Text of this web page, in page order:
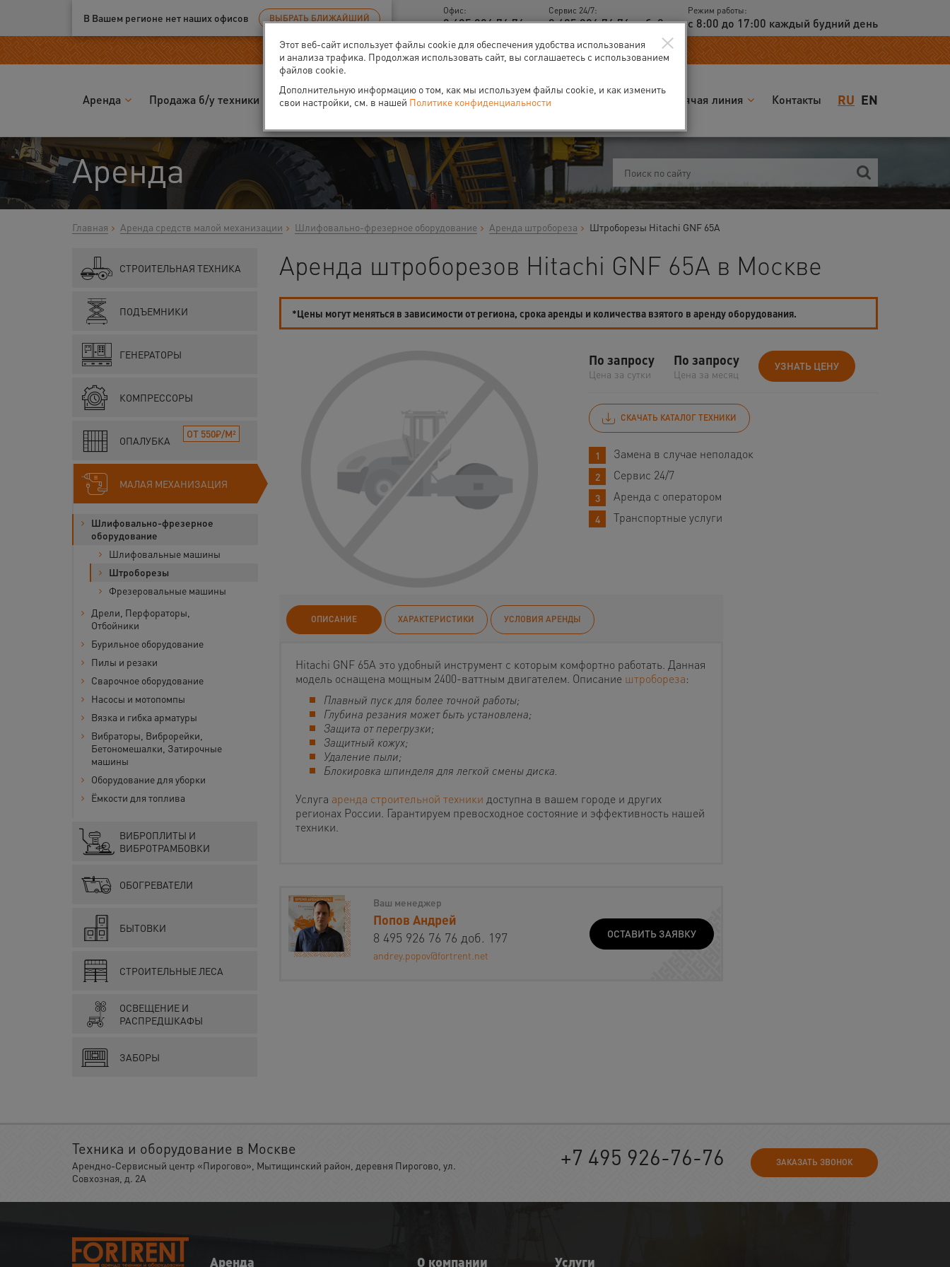
Ваш город:Москва
В Вашем регионе нет наших офисов ВЫБРАТЬ БЛИЖАЙШИЙ
Офис:
8 495 926 76 76
Сервис 24/7:
8 495 926 76 76 доб. 2
Режим работы:
с 8:00 до 17:00 каждый будний день
RU EN
Аренда Продажа б/у техники Запчасти О нас События Горячая линия Контакты
Аренда
Главная Аренда средств малой механизации Шлифовально-фрезерное оборудование Аренда штробореза Штроборезы Hitachi GNF 65A
СТРОИТЕЛЬНАЯ ТЕХНИКА
ПОДЪЕМНИКИ
ГЕНЕРАТОРЫ
КОМПРЕССОРЫ
ОПАЛУБКА
ОТ 550₽/М²
МАЛАЯ МЕХАНИЗАЦИЯ
Шлифовально-фрезерное
оборудование
Шлифовальные машины
Штроборезы
Фрезеровальные машины
Дрели, Перфораторы,
Отбойники
Бурильное оборудование
Пилы и резаки
Сварочное оборудование
Насосы и мотопомпы
Вязка и гибка арматуры
Вибраторы, Виброрейки,
Бетономешалки, Затирочные
машины
Оборудование для уборки
Ёмкости для топлива
ВИБРОПЛИТЫ И
ВИБРОТРАМБОВКИ
ОБОГРЕВАТЕЛИ
БЫТОВКИ
СТРОИТЕЛЬНЫЕ ЛЕСА
ОСВЕЩЕНИЕ И
РАСПРЕДШКАФЫ
ЗАБОРЫ
Аренда штроборезов Hitachi GNF 65A в Москве
*Цены могут меняться в зависимости от региона, срока аренды и количества взятого в аренду оборудования.
По запросу
Цена за сутки
По запросу
Цена за месяц
УЗНАТЬ ЦЕНУ
СКАЧАТЬ КАТАЛОГ ТЕХНИКИ
Замена в случае неполадок
Сервис 24/7
Аренда с оператором
Транспортные услуги
ОПИСАНИЕ ХАРАКТЕРИСТИКИ УСЛОВИЯ АРЕНДЫ
Hitachi GNF 65A это удобный инструмент с которым комфортно работать. Данная
модель оснащена мощным 2400-ваттным двигателем. Описание штробореза:
Плавный пуск для более точной работы;
Глубина резания может быть установлена;
Защита от перегрузки;
Защитный кожух;
Удаление пыли;
Блокировка шпинделя для легкой смены диска.
Услуга аренда строительной техники доступна в вашем городе и других
регионах России. Гарантируем превосходное состояние и эффективность нашей
техники.
Ваш менеджер
Попов Андрей
8 495 926 76 76 доб. 197
andrey.popov@fortrent.net
ОСТАВИТЬ ЗАЯВКУ
Техника и оборудование в Москве
Арендно-Сервисный центр «Пирогово», Мытищинский район, деревня Пирогово, ул.
Совхозная, д. 2А
+7 495 926-76-76 ЗАКАЗАТЬ ЗВОНОК
Аренда О компании Услуги
×
Этот веб-сайт использует файлы cookie для обеспечения удобства использования
и анализа трафика. Продолжая использовать сайт, вы соглашаетесь с использованием
файлов cookie.
Дополнительную информацию о том, как мы используем файлы cookie, и как изменить
свои настройки, см. в нашей Политике конфиденциальности